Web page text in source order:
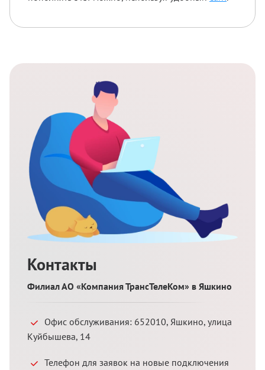
Контакты
Филиал АО «Компания ТрансТелеКом» в Яшкино
Офис обслуживания: 652010, Яшкино, улица
Куйбышева, 14
Телефон для заявок на новые подключения